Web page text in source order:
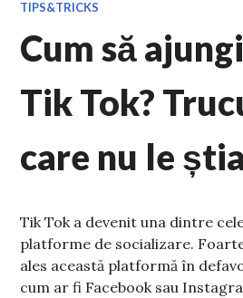
TIPS&TRICKS
Cum să
Tik Tok?
care nu le
Tik Tok a devenit una dintre
platforme de socializare.
ales această platformă în
cum ar fi Facebook sau